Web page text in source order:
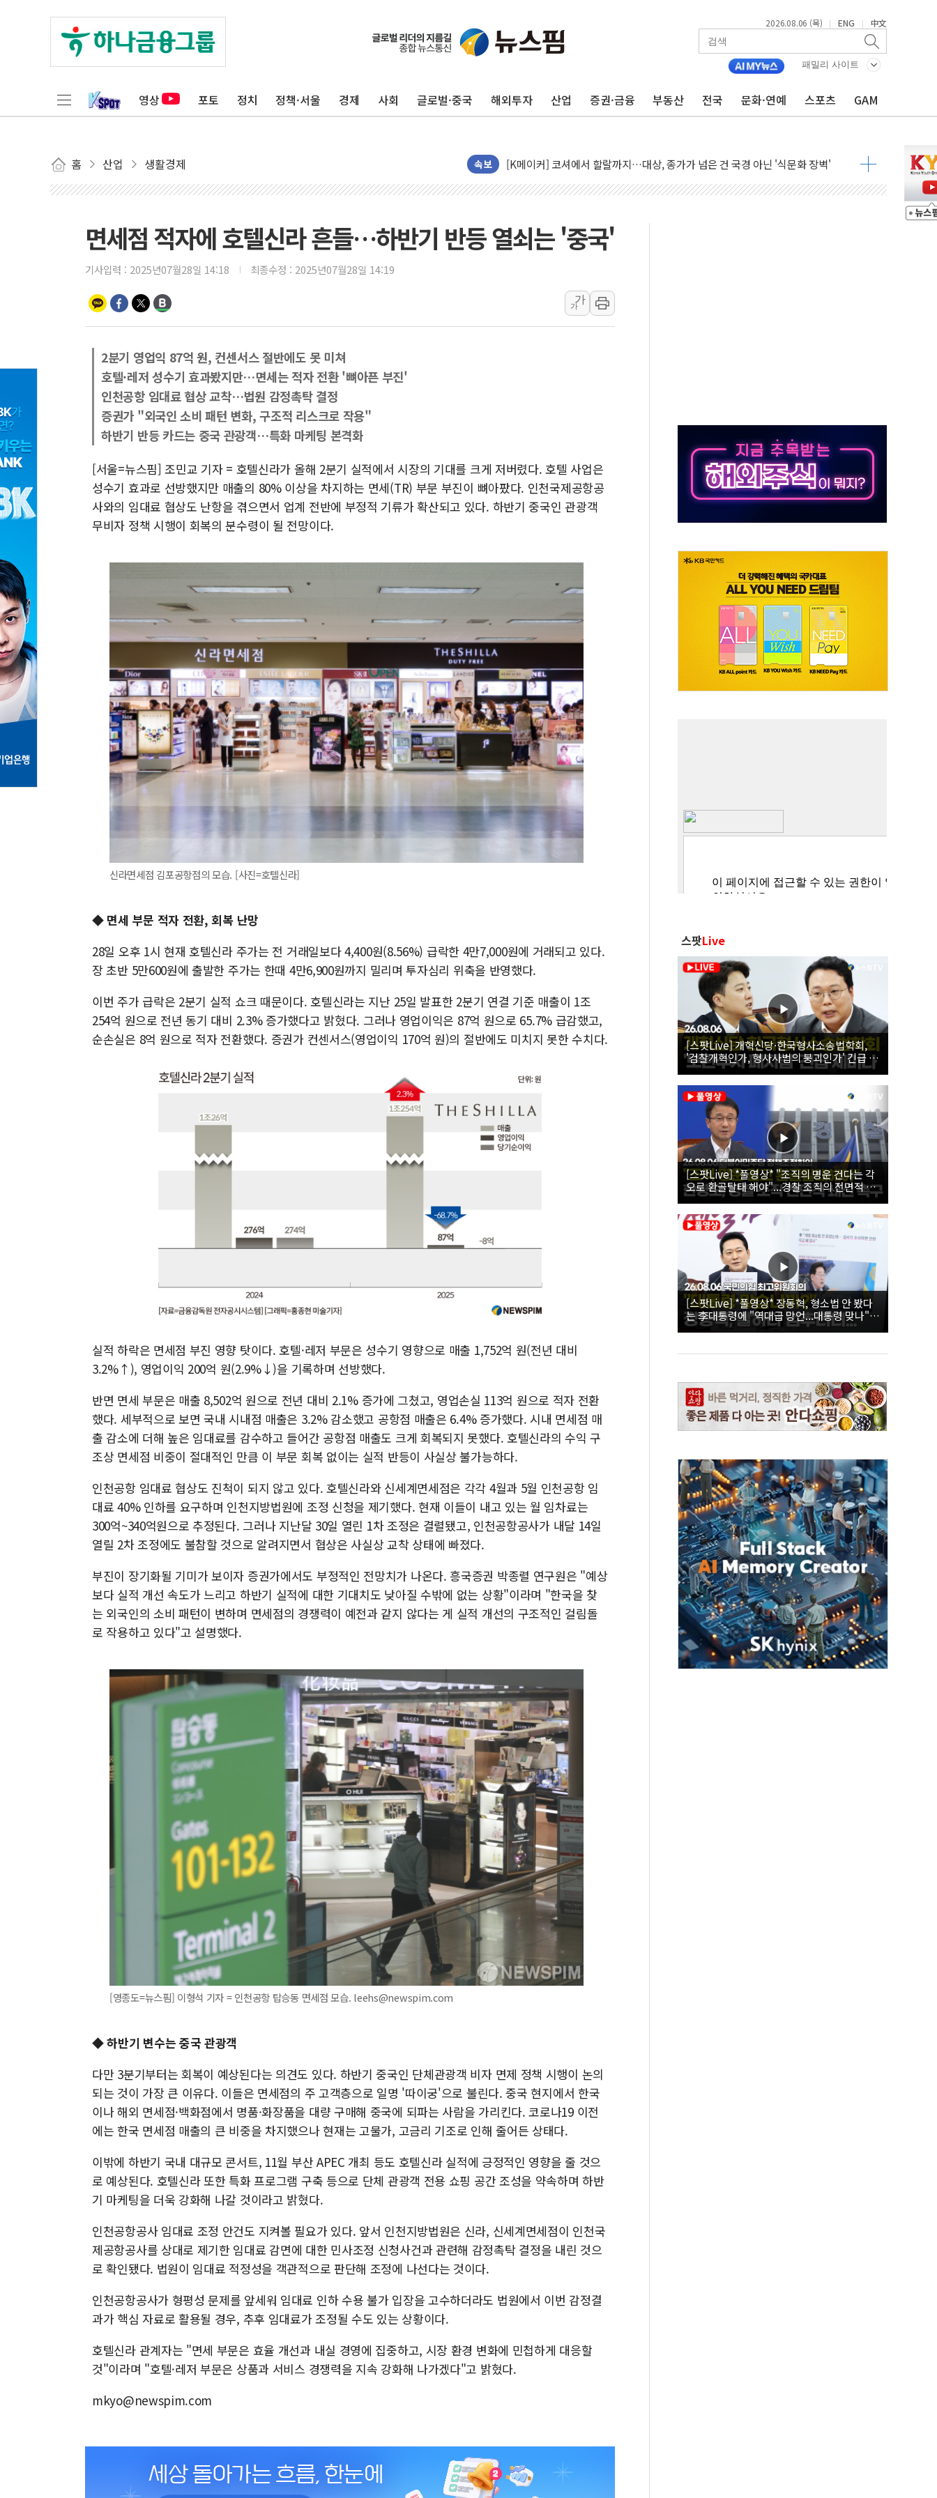
2026.08.06 (목) | ENG | 中文
패밀리 사이트
영상 포토 정치 정책·서울 경제 사회 글로벌·중국 해외투자 산업 증권·금융 부동산 전국 문화·연예 스포츠 GAM
홈 산업 생활경제 속보
펄어비스, 붉은사막 영상 콘테스트 '비욘드 디 어비스' 수상작 발표
[K메이커] 코셔에서 할랄까지…대상, 종가가 넘은 건 국경 아닌 '식문화 장벽'
[특징주] 비철금속 업종 11% 급등…구리 가격 상승 전망 부각
외국인 돌아왔지만 …'삼전·하이닉스'는 사고 급등주는 팔았다
"월가 큰손들을 털어라" 동시다발 해킹 공격...이번에도 이란 작품?
반도체 대형주 급락에 코스피 4%↓…매도 사이드카 발동
카카오뱅크 '모임통장'의 락인 효과, '모임주' 이자 기여도 일반 2배
더본코리아 홍콩반점, '부산 돼지국밥짬뽕' 2주간 전국 한시 판매
경찰, '홍명보 감독 선임 의혹' 축구협회 압수수색
삼성전자, FMS 2026서 차세대 AI 메모리 기술력 과시
LX하우시스 "역대급 폭염에 고단열 인테리어 관심 급증"
일 안 하고 '초과근무 수당' 챙긴 경찰관 2명 송치
면세점 적자에 호텔신라 흔들…하반기 반등 열쇠는 '중국'
기사입력 : 2025년07월28일 14:18 최종수정 : 2025년07월28일 14:19
가
가
2분기 영업익 87억 원, 컨센서스 절반에도 못 미쳐
호텔·레저 성수기 효과봤지만…면세는 적자 전환 '뼈아픈 부진'
인천공항 임대료 협상 교착…법원 감정촉탁 결정
증권가 "외국인 소비 패턴 변화, 구조적 리스크로 작용"
하반기 반등 카드는 중국 관광객…특화 마케팅 본격화
[서울=뉴스핌] 조민교 기자 = 호텔신라가 올해 2분기 실적에서 시장의 기대를 크게 저버렸다. 호텔 사업은
성수기 효과로 선방했지만 매출의 80% 이상을 차지하는 면세(TR) 부문 부진이 뼈아팠다. 인천국제공항공
사와의 임대료 협상도 난항을 겪으면서 업계 전반에 부정적 기류가 확산되고 있다. 하반기 중국인 관광객
무비자 정책 시행이 회복의 분수령이 될 전망이다.
신라면세점 김포공항점의 모습. [사진=호텔신라]
◆ 면세 부문 적자 전환, 회복 난망
28일 오후 1시 현재 호텔신라 주가는 전 거래일보다 4,400원(8.56%) 급락한 4만7,000원에 거래되고 있다.
장 초반 5만600원에 출발한 주가는 한때 4만6,900원까지 밀리며 투자심리 위축을 반영했다.
이번 주가 급락은 2분기 실적 쇼크 때문이다. 호텔신라는 지난 25일 발표한 2분기 연결 기준 매출이 1조
254억 원으로 전년 동기 대비 2.3% 증가했다고 밝혔다. 그러나 영업이익은 87억 원으로 65.7% 급감했고,
순손실은 8억 원으로 적자 전환했다. 증권가 컨센서스(영업이익 170억 원)의 절반에도 미치지 못한 수치다.
실적 하락은 면세점 부진 영향 탓이다. 호텔·레저 부문은 성수기 영향으로 매출 1,752억 원(전년 대비
3.2%↑), 영업이익 200억 원(2.9%↓)을 기록하며 선방했다.
반면 면세 부문은 매출 8,502억 원으로 전년 대비 2.1% 증가에 그쳤고, 영업손실 113억 원으로 적자 전환
했다. 세부적으로 보면 국내 시내점 매출은 3.2% 감소했고 공항점 매출은 6.4% 증가했다. 시내 면세점 매
출 감소에 더해 높은 임대료를 감수하고 들어간 공항점 매출도 크게 회복되지 못했다. 호텔신라의 수익 구
조상 면세점 비중이 절대적인 만큼 이 부문 회복 없이는 실적 반등이 사실상 불가능하다.
인천공항 임대료 협상도 진척이 되지 않고 있다. 호텔신라와 신세계면세점은 각각 4월과 5월 인천공항 임
대료 40% 인하를 요구하며 인천지방법원에 조정 신청을 제기했다. 현재 이들이 내고 있는 월 임차료는
300억~340억원으로 추정된다. 그러나 지난달 30일 열린 1차 조정은 결렬됐고, 인천공항공사가 내달 14일
열릴 2차 조정에도 불참할 것으로 알려지면서 협상은 사실상 교착 상태에 빠졌다.
부진이 장기화될 기미가 보이자 증권가에서도 부정적인 전망치가 나온다. 흥국증권 박종렬 연구원은 "예상
보다 실적 개선 속도가 느리고 하반기 실적에 대한 기대치도 낮아질 수밖에 없는 상황"이라며 "한국을 찾
는 외국인의 소비 패턴이 변하며 면세점의 경쟁력이 예전과 같지 않다는 게 실적 개선의 구조적인 걸림돌
로 작용하고 있다"고 설명했다.
[영종도=뉴스핌] 이형석 기자 = 인천공항 탑승동 면세점 모습. leehs@newspim.com
◆ 하반기 변수는 중국 관광객
다만 3분기부터는 회복이 예상된다는 의견도 있다. 하반기 중국인 단체관광객 비자 면제 정책 시행이 논의
되는 것이 가장 큰 이유다. 이들은 면세점의 주 고객층으로 일명 '따이궁'으로 불린다. 중국 현지에서 한국
이나 해외 면세점·백화점에서 명품·화장품을 대량 구매해 중국에 되파는 사람을 가리킨다. 코로나19 이전
에는 한국 면세점 매출의 큰 비중을 차지했으나 현재는 고물가, 고금리 기조로 인해 줄어든 상태다.
이밖에 하반기 국내 대규모 콘서트, 11월 부산 APEC 개최 등도 호텔신라 실적에 긍정적인 영향을 줄 것으
로 예상된다. 호텔신라 또한 특화 프로그램 구축 등으로 단체 관광객 전용 쇼핑 공간 조성을 약속하며 하반
기 마케팅을 더욱 강화해 나갈 것이라고 밝혔다.
인천공항공사 임대료 조정 안건도 지켜볼 필요가 있다. 앞서 인천지방법원은 신라, 신세계면세점이 인천국
제공항공사를 상대로 제기한 임대료 감면에 대한 민사조정 신청사건과 관련해 감정촉탁 결정을 내린 것으
로 확인됐다. 법원이 임대료 적정성을 객관적으로 판단해 조정에 나선다는 것이다.
인천공항공사가 형평성 문제를 앞세워 임대료 인하 수용 불가 입장을 고수하더라도 법원에서 이번 감정결
과가 핵심 자료로 활용될 경우, 추후 임대료가 조정될 수도 있는 상황이다.
호텔신라 관계자는 "면세 부문은 효율 개선과 내실 경영에 집중하고, 시장 환경 변화에 민첩하게 대응할
것"이라며 "호텔·레저 부문은 상품과 서비스 경쟁력을 지속 강화해 나가겠다"고 밝혔다.
mkyo@newspim.com
스팟Live
[스팟Live] 개혁신당·한국형사소송법학회,
'검찰개혁인가, 형사사법의 붕괴인가' 긴급 세
미나｜26.08.06
[스팟Live] *풀영상* "조직의 명운 건다는 각
오로 환골탈태 해야"...경찰 조직의 전면적 쇄
신 촉구한 한병도 | 26.08.06 더불어민주당 정
책조정회의
[스팟Live] *풀영상* 장동혁, 형소법 안 봤다
는 李대통령에 "역대급 망언...대통령 맞나"｜
26.08.06 국민의힘 최고위원회의